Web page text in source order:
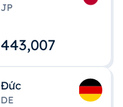
JP
443,008
Đức
DE